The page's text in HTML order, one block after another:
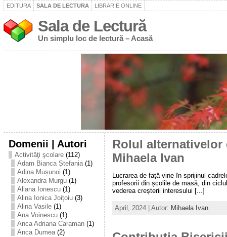
EDITURA SALA DE LECTURA LIBRARIE ONLINE
Sala de Lectură
Un simplu loc de lectură – Acasă
Domenii | Autori
Activităţi şcolare(112)
Adam Bianca Ștefania(1)
Adina Mușunoi (1)
Alexandra Murgu(1)
Aliana Ionescu(1)
Alina Ionica Joițoiu(3)
Alina Vasile(1)
Ana Voinescu(1)
Anca Adriana Caraman(1)
Anca Dumea(2)
Rolul alternativelor
Mihaela Ivan
Lucrarea de față vine în sprijinul
profesorii din școlile de masă, din
vederea creșterii interesului [...]
April, 2024 | Autor: Mihaela Ivan